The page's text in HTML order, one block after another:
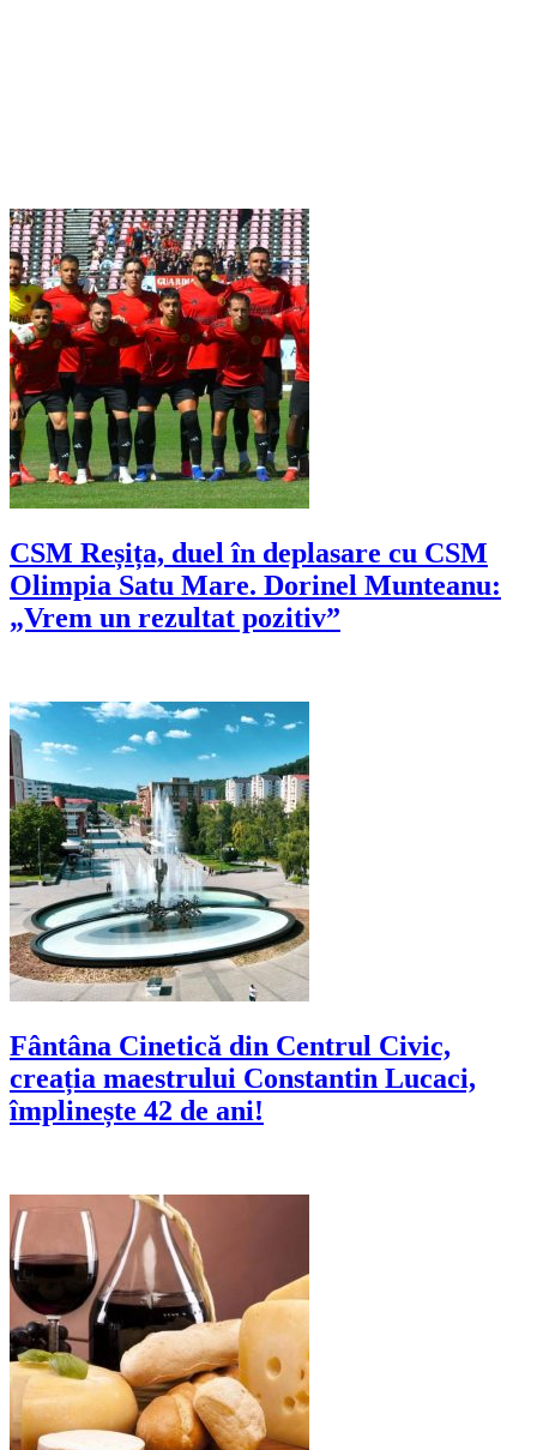
CSM Reșița, duel în deplasare cu CSM
Olimpia Satu Mare. Dorinel Munteanu:
„Vrem un rezultat pozitiv”
Fântâna Cinetică din Centrul Civic,
creația maestrului Constantin Lucaci,
împlinește 42 de ani!